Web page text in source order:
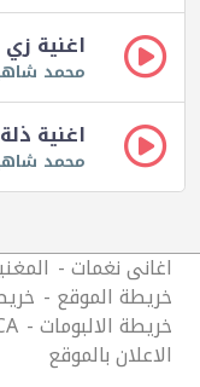
اغنية
محمد
اغنية
محمد
اغانى نغمات
خريطة الموقع
خريطة الالبومات
الاعلان بالموقع